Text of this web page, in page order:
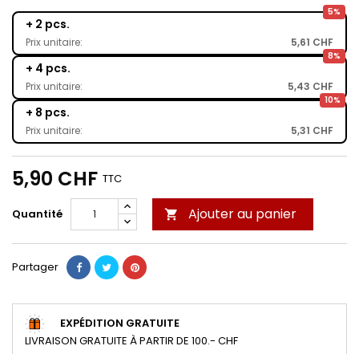
5%
+ 2 pcs.
Prix unitaire: 5,61 CHF
8%
+ 4 pcs.
Prix unitaire: 5,43 CHF
10%
+ 8 pcs.
Prix unitaire: 5,31 CHF
5,90 CHF TTC
Quantité  Ajouter au panier
Partager
EXPÉDITION GRATUITE
LIVRAISON GRATUITE À PARTIR DE 100.- CHF